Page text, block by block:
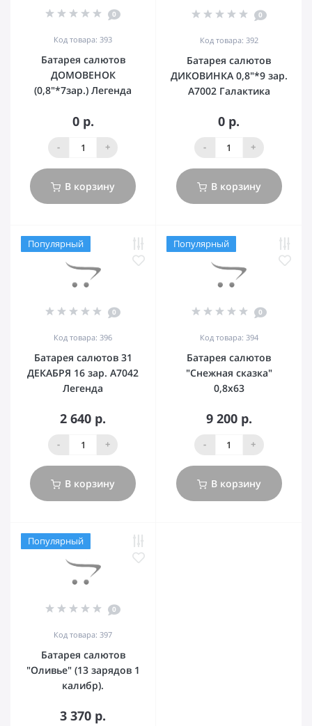
0
Код товара: 393
Батарея салютов
ДОМОВЕНОК
(0,8"*7зар.) Легенда
0 р.
- +
В корзину
0
Код товара: 392
Батарея салютов
ДИКОВИНКА 0,8"*9 зар.
А7002 Галактика
0 р.
- +
В корзину
Популярный
0
Код товара: 396
Батарея салютов 31
ДЕКАБРЯ 16 зар. А7042
Легенда
2 640 р.
- +
В корзину
Популярный
0
Код товара: 394
Батарея салютов
"Снежная сказка"
0,8х63
9 200 р.
- +
В корзину
Популярный
0
Код товара: 397
Батарея салютов
"Оливье" (13 зарядов 1
калибр).
3 370 р.